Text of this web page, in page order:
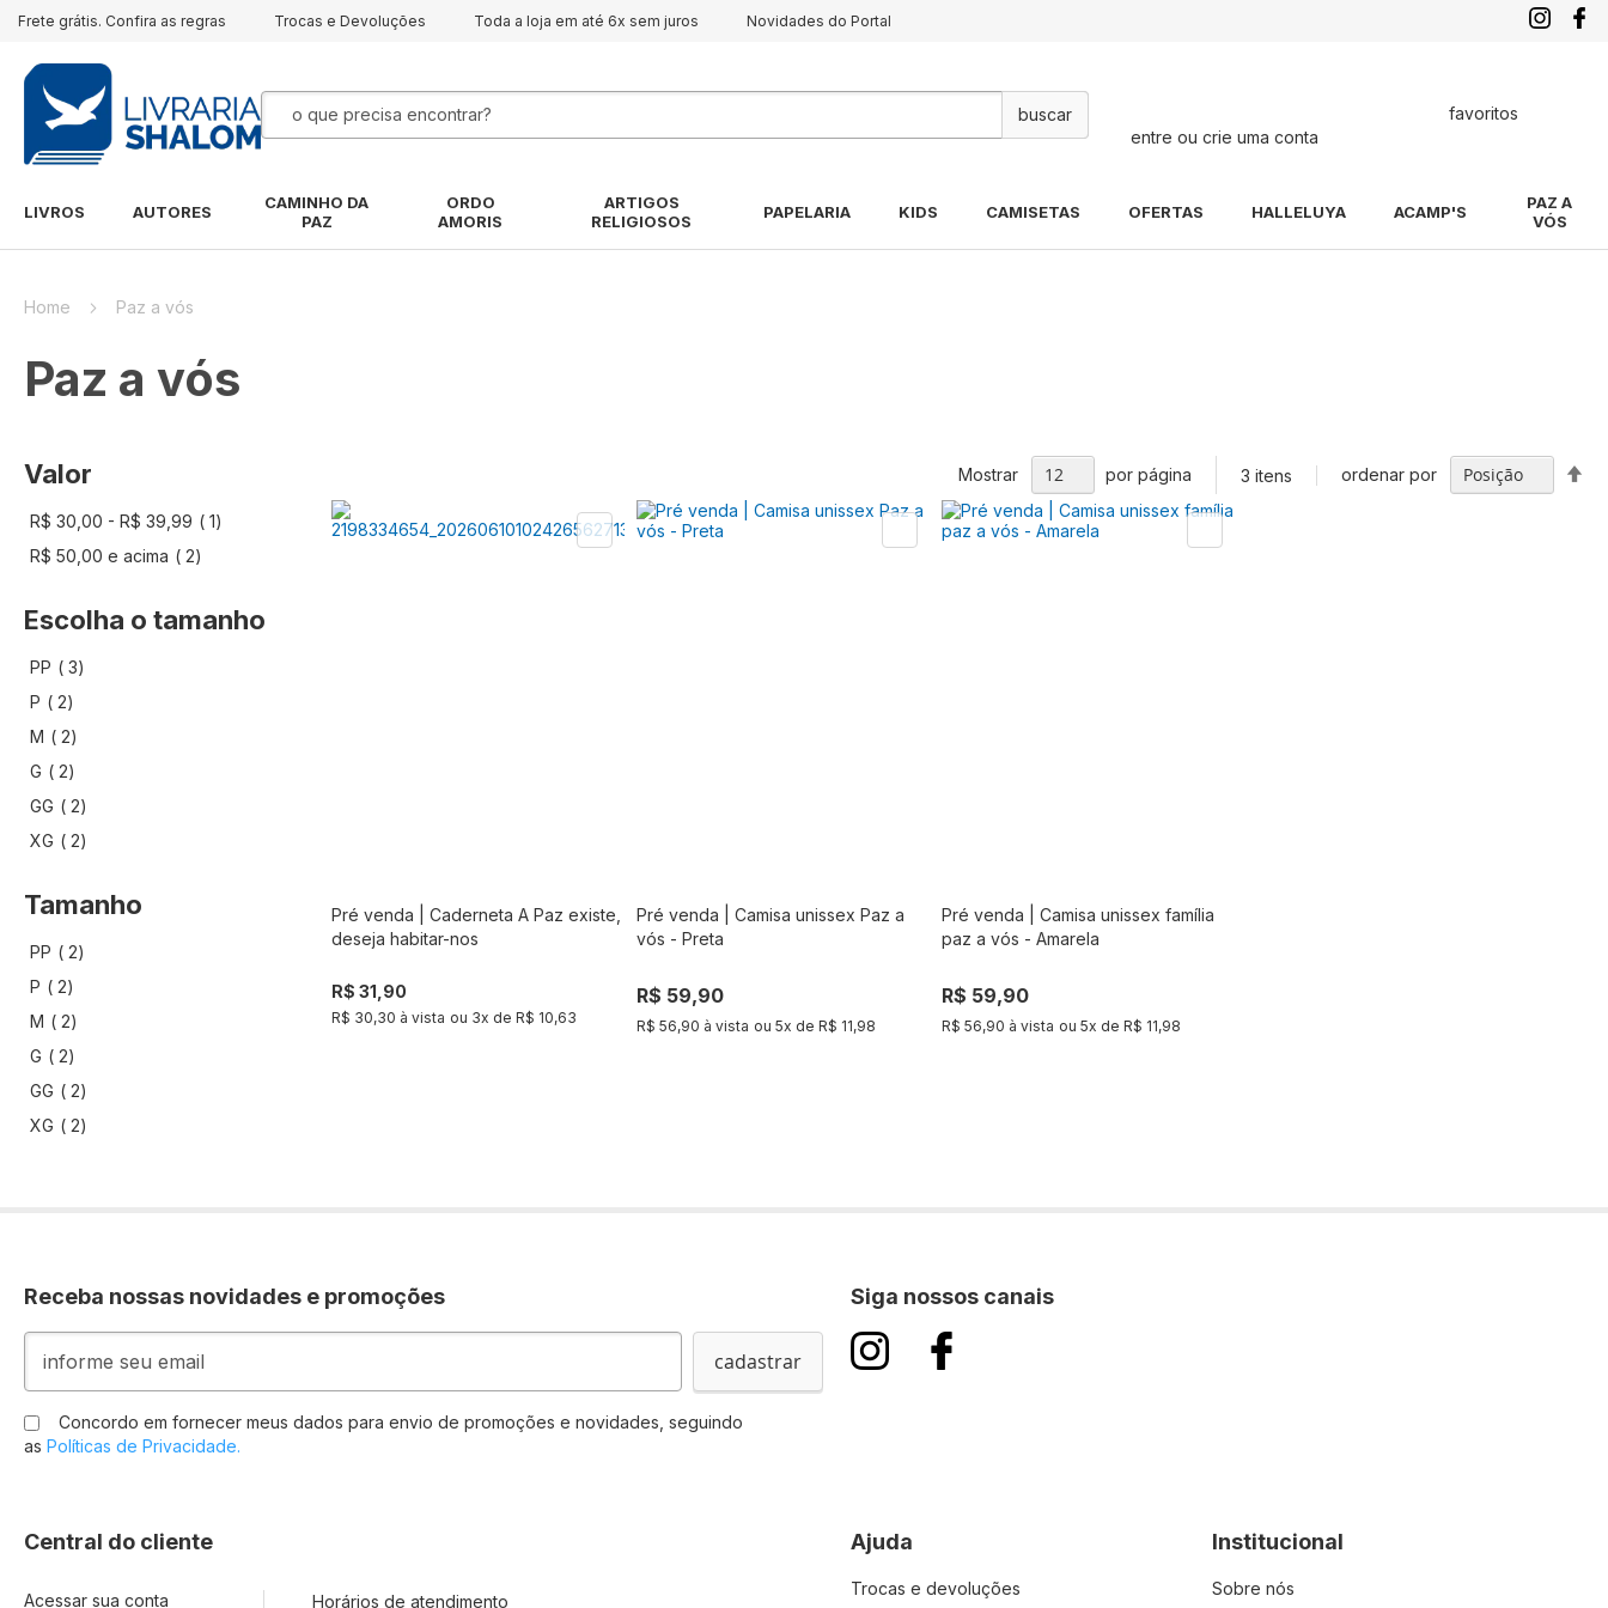
Frete grátis. Confira as regras Trocas e Devoluções Toda a loja em até 6x sem juros Novidades do Portal
Pesquisa entre ou crie uma conta
favoritos
LIVROS AUTORES
CAMINHO DA
PAZ
ORDO
AMORIS
ARTIGOS
RELIGIOSOS
PAPELARIA KIDS CAMISETAS OFERTAS HALLELUYA ACAMP'S
PAZ A
VÓS
Home Paz a vós
Paz a vós
Mostrar por página 3 itens ordenar por
Comprar
Pré venda | Caderneta A Paz existe,
deseja habitar-nos
R$ 31,90
R$ 30,30 à vista ou 3x de R$ 10,63
Pré venda | Camisa unissex Paz a
vós - Preta
R$ 59,90
R$ 56,90 à vista ou 5x de R$ 11,98
Comprar
Pré venda | Camisa unissex família
paz a vós - Amarela
R$ 59,90
R$ 56,90 à vista ou5x deR$ 11,98
Valor
R$ 30,00 - R$ 39,99 1artigo
R$ 50,00 e acima 2artigo
Escolha o tamanho
PP 3artigo
P
2artigo
M
2artigo
G
2artigo
GG
2artigo
XG
2artigo
Tamanho
PP 2artigo
P
2artigo
M
2artigo
G
2artigo
GG
2artigo
XG
2artigo
Receba nossas novidades e promoções
Inscreva-
na
nossa
Newsletter:
cadastrar
Concordo em fornecer meus dados para envio de promoções e novidades, seguindo
as Políticas de Privacidade.
Siga nossos canais
Central do cliente
Acessar sua conta
Horários de atendimento
Ajuda
Trocas e devoluções
Institucional
Sobre nós